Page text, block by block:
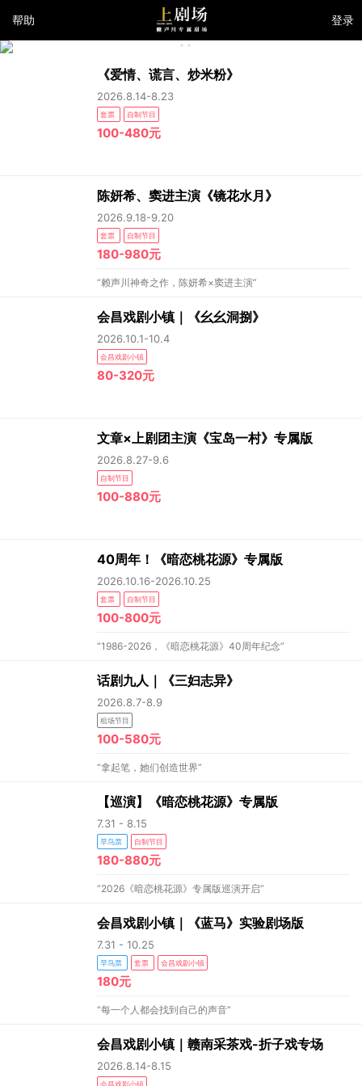
帮助 登录
《爱情、谎言、炒米粉》
2026.8.14-8.23
套票 自制节目
100-480元
陈妍希、窦进主演《镜花水月》
2026.9.18-9.20
套票 自制节目
180-980元
“赖声川神奇之作，陈妍希×窦进主演”
会昌戏剧小镇｜《幺幺洞捌》
2026.10.1-10.4
会昌戏剧小镇
80-320元
文章×上剧团主演《宝岛一村》专属版
2026.8.27-9.6
自制节目
100-880元
40周年！《暗恋桃花源》专属版
2026.10.16-2026.10.25
套票 自制节目
100-800元
“1986-2026，《暗恋桃花源》40周年纪念”
话剧九人｜《三妇志异》
2026.8.7-8.9
租场节目
100-580元
“拿起笔，她们创造世界”
【巡演】《暗恋桃花源》专属版
7.31 - 8.15
早鸟票 自制节目
180-880元
“2026《暗恋桃花源》专属版巡演开启”
会昌戏剧小镇｜《蓝马》实验剧场版
7.31 - 10.25
早鸟票 套票 会昌戏剧小镇
180元
“每一个人都会找到自己的声音”
会昌戏剧小镇｜赣南采茶戏-折子戏专场
2026.8.14-8.15
会昌戏剧小镇